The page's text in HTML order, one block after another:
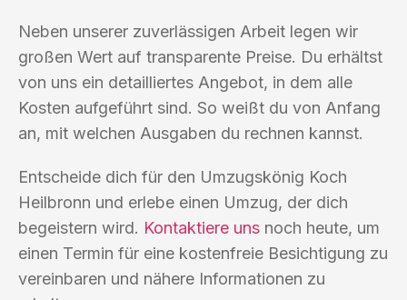
Neben unserer zuverlässigen Arbeit legen wir
großen Wert auf transparente Preise. Du erhältst
von uns ein detailliertes Angebot, in dem alle
Kosten aufgeführt sind. So weißt du von Anfang
an, mit welchen Ausgaben du rechnen kannst.
Entscheide dich für den Umzugskönig Koch
Heilbronn und erlebe einen Umzug, der dich
begeistern wird. Kontaktiere uns noch heute, um
einen Termin für eine kostenfreie Besichtigung zu
vereinbaren und nähere Informationen zu